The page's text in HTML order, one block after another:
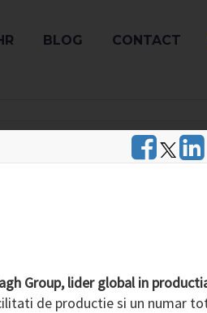
BLOG CONTACT
Group, lider global in
de productie si un numar